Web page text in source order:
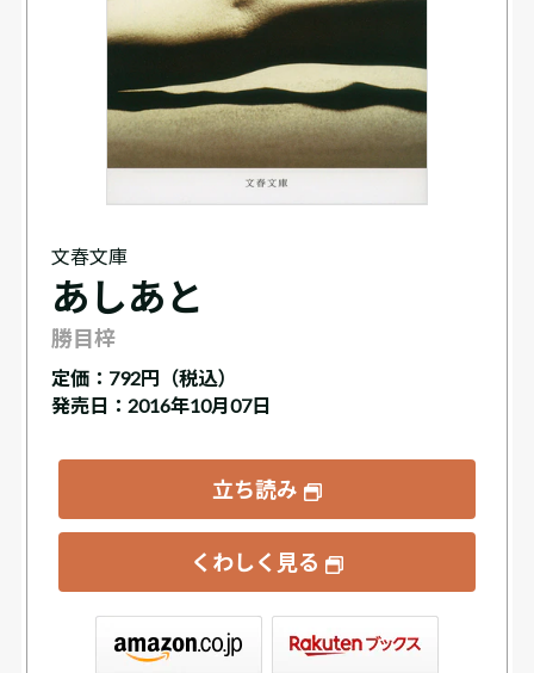
文春文庫
あしあと
勝目梓
定価： 792円（税込）
発売日：2016年10月07日
立ち読み
くわしく見る